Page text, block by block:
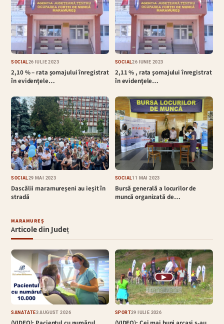
SOCIAL26 IULIE 2023
2,10 % – rata şomajului înregistrat
în evidenţele…
SOCIAL26 IUNIE 2023
2,11 % , rata şomajului înregistrat
în evidenţele…
SOCIAL 29 MAI 2023
Dascălii maramureșeni au ieșit în
stradă
SOCIAL11 MAI 2023
Bursă generală a locurilor de
muncă organizată de…
MARAMUREȘ
Articole din Județ
SĂNĂTATE3 AUGUST 2026
▶
SPORT29 IULIE 2026